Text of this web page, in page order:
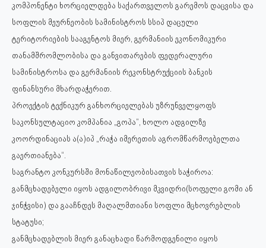
კომპონენტი ხორციელდება საქართველოს გარემოს დაცვისა და
სოფლის მეურნეობის სამინისტროს სსიპ დაცული
ტერიტორიების სააგენტოს მიერ, გერმანიის ეკონომიკური
თანამშრომლობისა და განვითარების ფედერალური
სამინისტროსა და გერმანიის რეკონსტრუქციის ბანკის
ფინანსური მხარდაჭერით.
პროექტის ტექნიკურ განხორციელებას უზრუნველყოფს
საკონსულტაციო კომპანია „გოპა“, ხოლო ადგილზე
კოორდინაციას ა(ა)იპ „რაჭა იმერეთის აგრომწარმოებელთა
გაერთიანება“.
საგრანტო კონკურსში მონაწილეობისათვის საჭიროა:
განმცხადებელი იყოს ადგილობრივი მკვიდრი(სოფელი გომი ან
ჯინჭვისი) და გააჩნდეს მაღალმთიანი სოფლი მცხოვრებლის
სტატუსი;
განმცხადებლის მიერ განაცხადი წარმოდგენილი იყოს